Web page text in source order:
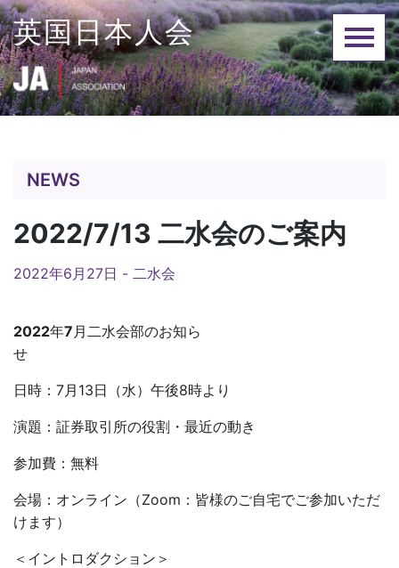
Skip
to
content
英国日本人会
NEWS
2022/7/13 二水会のご案内
2022年6月27日 - 二水会
2022年7月二水会部のお知ら
せ
日時：7月13日（水）午後8時より
演題：証券取引所の役割・最近の動き
参加費：無料
会場：オンライン（Zoom：皆様のご自宅でご参加いただ
けます）
＜イントロダクション＞